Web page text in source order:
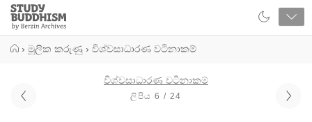
Close
Study
Buddhism
› මූලික කරුණු › විශ්වසාධාරණ වටිනාකම්
විශ්වසාධාරණ වටිනාකම්
ලිපිය 6 / 24